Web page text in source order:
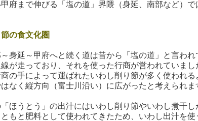
府まで伸びる「塩の道」界隈（身延、南部など）で
の食文化圏
身延～甲府へと続く道は昔から「塩の道」と言われ
が走っており、それを使った行商が営われていまし
の手によって運ばれたいわし削り節が多く使われ
なく縦方向（富士川沿い）に広がったと考えられま
ほうとう」の出汁にはいわし削り節やいわし煮干し
もと肥料として使われてきたため、いわし出汁を使